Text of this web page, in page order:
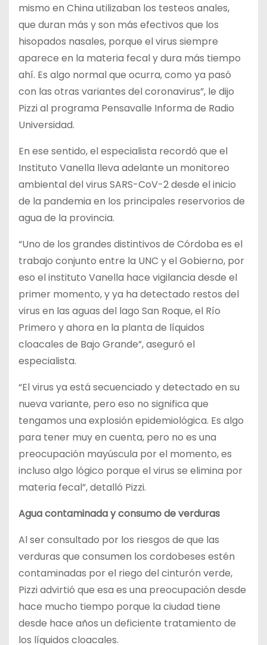
mismo en China utilizaban los testeos anales,
que duran más y son más efectivos que los
hisopados nasales, porque el virus siempre
aparece en la materia fecal y dura más tiempo
ahí. Es algo normal que ocurra, como ya pasó
con las otras variantes del coronavirus”, le dijo
Pizzi al programa Pensavalle Informa de Radio
Universidad.
En ese sentido, el especialista recordó que el
Instituto Vanella lleva adelante un monitoreo
ambiental del virus SARS-CoV-2 desde el inicio
de la pandemia en los principales reservorios de
agua de la provincia.
“Uno de los grandes distintivos de Córdoba es el
trabajo conjunto entre la UNC y el Gobierno, por
eso el instituto Vanella hace vigilancia desde el
primer momento, y ya ha detectado restos del
virus en las aguas del lago San Roque, el Río
Primero y ahora en la planta de líquidos
cloacales de Bajo Grande”, aseguró el
especialista.
“El virus ya está secuenciado y detectado en su
nueva variante, pero eso no significa que
tengamos una explosión epidemiológica. Es algo
para tener muy en cuenta, pero no es una
preocupación mayúscula por el momento, es
incluso algo lógico porque el virus se elimina por
materia fecal”, detalló Pizzi.
Agua contaminada y consumo de verduras
Al ser consultado por los riesgos de que las
verduras que consumen los cordobeses estén
contaminadas por el riego del cinturón verde,
Pizzi advirtió que esa es una preocupación desde
hace mucho tiempo porque la ciudad tiene
desde hace años un deficiente tratamiento de
los líquidos cloacales.